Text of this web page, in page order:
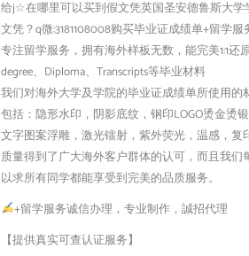
给j☆在哪里可以买到假文凭英国圣安德鲁斯大学
文凭？q微:3181108008购买毕业证成绩单+留学
专注留学服务，拥有海外样板无数，能完美1:1还
degree、Diploma、Transcripts等毕业材料
我们对海外大学及学院的毕业证成绩单所使用的
包括：隐形水印，阴影底纹，钢印LOGO烫金烫
文字图案浮雕，激光镭射，紫外荧光，温感，复
质量得到了广大海外客户群体的认可，而且我
以求所有同学都能享受到完美的品质服务。
+留学服务诚信办理，专业制作，誠招代理
【提供真实可查认证服务】